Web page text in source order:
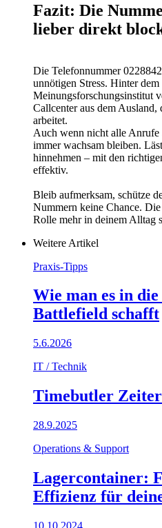
Fazit: Die
lieber direkt
Die Telefonnummer
unnötigen Stress. Hinter
Meinungsforschungsinstitut
Callcenter aus dem Ausland,
arbeitet.
Auch wenn nicht alle Anrufe
immer wachsam bleiben.
hinnehmen – mit den
effektiv.
Bleib aufmerksam, schütze
Nummern keine Chance.
Rolle mehr in deinem Alltag
Weitere Artikel
Praxis-Tipps
Wie man es in
Battlefield schafft
5.6.2026
IT / Technik
Timebutler
28.9.2025
Operations & Support
Lagercontainer:
Effizienz für
10.10.2024